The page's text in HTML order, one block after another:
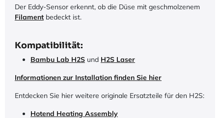
Der Eddy-Sensor erkennt, ob die Düse mit geschmolzenem
Filament bedeckt ist.
Kompatibilität:
Bambu Lab H2S und H2S Laser
Informationen zur Installation finden Sie hier
Entdecken Sie hier weitere originale Ersatzteile für den H2S:
Hotend Heating Assembly